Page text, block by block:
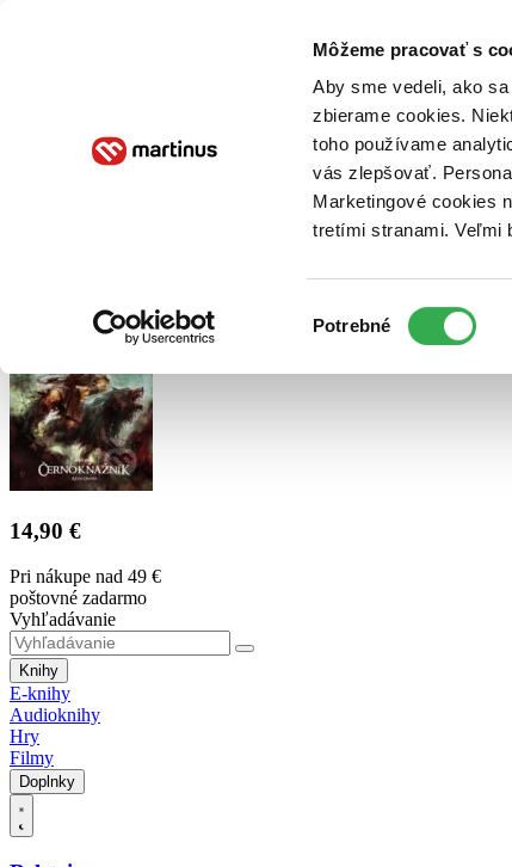
Môžeme pracovať s
Aby sme vedeli, ako
zbierame cookies.
toho používame
vás zlepšovať.
Marketingové cookies
tretími stranami. Veľmi
súhlasu
Potrebné
Poukážky Kontakt
14,90 €
Pri nákupe nad 49 €
poštovné zadarmo
Vyhľadávanie
Knihy
E-knihy
Audioknihy
Hry
Filmy
Doplnky